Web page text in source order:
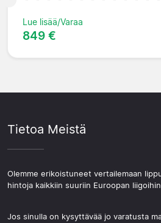
Lue lisää/Varaa
849 €
Tietoa Meistä
Olemme erikoistuneet vertailemaan
hintoja kaikkiin suuriin Euroopan
Jos sinulla on kysyttävää jo varatusta